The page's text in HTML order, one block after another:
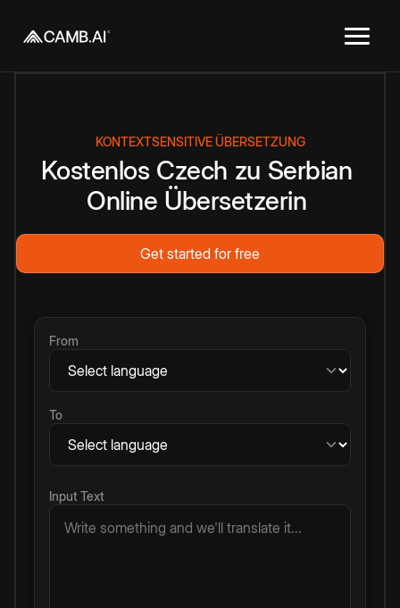
KONTEXTSENSITIVE ÜBERSETZUNG
Kostenlos Czech zu Serbian
Online Übersetzerin
Get started for free
From
To
Input Text